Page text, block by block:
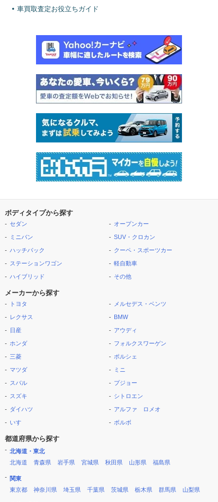
車買取査定お役立ちガイド
ボディタイプから探す
セダン
ミニバン
ハッチバック
ステーションワゴン
ハイブリッド
オープンカー
SUV・クロカン
クーペ・スポーツカー
軽自動車
その他
メーカーから探す
トヨタ
レクサス
日産
ホンダ
三菱
マツダ
スバル
スズキ
ダイハツ
いすゞ
メルセデス・ベンツ
BMW
アウディ
フォルクスワーゲン
ポルシェ
ミニ
プジョー
シトロエン
アルファ ロメオ
ボルボ
都道府県から探す
北海道・東北
北海道
青森県 岩手県 宮城県 秋田県 山形県 福島県
関東
東京都
神奈川県 埼玉県 千葉県 茨城県 栃木県 群馬県 山梨県